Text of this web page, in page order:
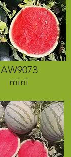
AW9073
mini